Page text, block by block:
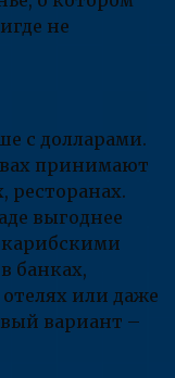
не
с долларами.
принимают
ресторанах.
выгоднее
банках,
или даже
вариант –